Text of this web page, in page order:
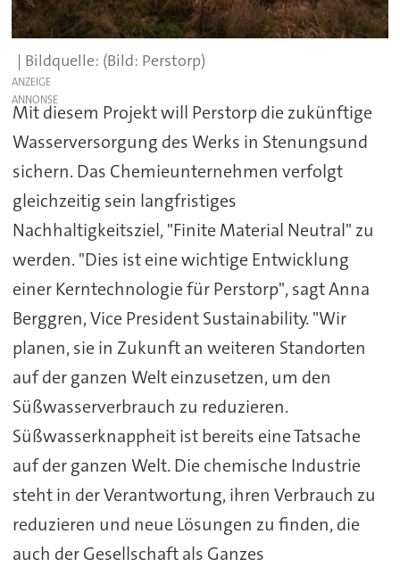
(Bild: Perstorp)
ANZEIGE
Mit diesem Projekt will Perstorp die zukünftige
Wasserversorgung des Werks in Stenungsund
sichern. Das Chemieunternehmen verfolgt
gleichzeitig sein langfristiges
Nachhaltigkeitsziel, "Finite Material Neutral" zu
werden. "Dies ist eine wichtige Entwicklung
einer Kerntechnologie für Perstorp", sagt Anna
Berggren, Vice President Sustainability. "Wir
planen, sie in Zukunft an weiteren Standorten
auf der ganzen Welt einzusetzen, um den
Süßwasserverbrauch zu reduzieren.
Süßwasserknappheit ist bereits eine Tatsache
auf der ganzen Welt. Die chemische Industrie
steht in der Verantwortung, ihren Verbrauch zu
reduzieren und neue Lösungen zu finden, die
auch der Gesellschaft als Ganzes